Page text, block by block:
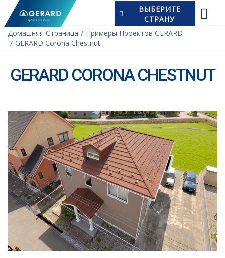
ВЫБЕРИТЕ
СТРАНУ
Домашняя Страница
Примеры Проектов GERARD
GERARD Corona Chestnut
GERARD CORONA CHESTNUT